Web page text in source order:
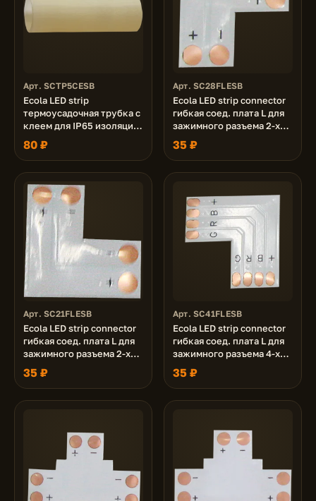
Арт. SCTP5CESB
Ecola LED strip
термоусадочная трубка с
клеем для IP65 изоляции
5-и соединений 11х225
80 ₽
Арт. SC28FLESB
Ecola LED strip connector
гибкая соед. плата L для
зажимного разъема 2-х
конт. 8 mm уп. 5 шт.
35 ₽
Арт. SC21FLESB
Ecola LED strip connector
гибкая соед. плата L для
зажимного разъема 2-х
конт. 10 mm уп. 5 шт.
35 ₽
Арт. SC41FLESB
Ecola LED strip connector
гибкая соед. плата L для
зажимного разъема 4-х
конт. 10 mm уп. 5 шт.
35 ₽